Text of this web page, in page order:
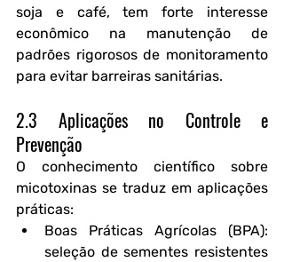
soja e café, tem forte interesse
econômico na manutenção de
padrões rigorosos de monitoramento
para evitar barreiras sanitárias.
2.3 Aplicações no Controle e
Prevenção
O conhecimento científico sobre
micotoxinas se traduz em aplicações
práticas:
Boas Práticas Agrícolas (BPA):
seleção de sementes resistentes